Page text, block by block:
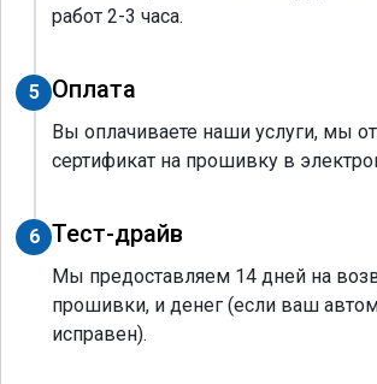
работ 2-3 часа.
5 Оплата
Вы оплачиваете наши услуги, мы
сертификат на прошивку в
6 Тест-драйв
Мы предоставляем 14 дней на
прошивки, и денег (если ваш
исправен).